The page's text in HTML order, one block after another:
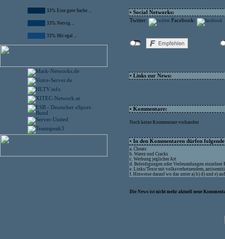
33% Eine gute Sache ...
33% Nervig ...
33% Mir egal ...
• Social Networks:
Twitter:
Facebook:
• Links zur News:
• Kommentare:
Noch keine Kommentare vorhanden
• In den Kommentaren dürfen
a. Cheats
b. Warez und Cracks
c. Werbung jeglicher Art
d. Beleidigungen oder Verleumdungen einzelner
e. Links/Texte mit volksverhetzendem,
f. Hinweise darauf wo das unter a) b) d) und e)
Die News ist nicht mehr aktuell neue